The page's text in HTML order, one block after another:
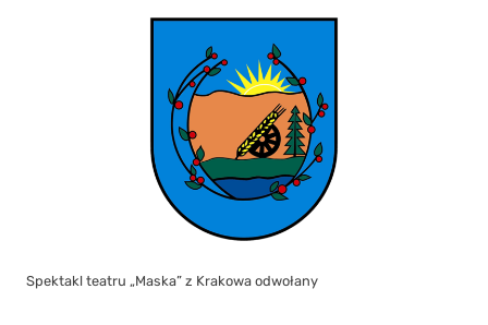
Spektakl teatru „Maska” z Krakowa odwołany